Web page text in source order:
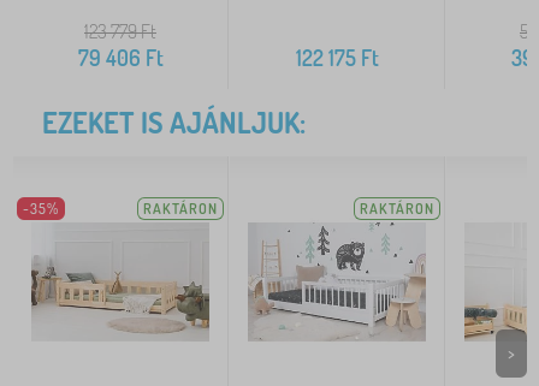
123 779Ft
79 406 Ft 122 175Ft 39
EZEKET IS AJÁNLJUK:
-35% RAKTÁRON RAKTÁRON
>